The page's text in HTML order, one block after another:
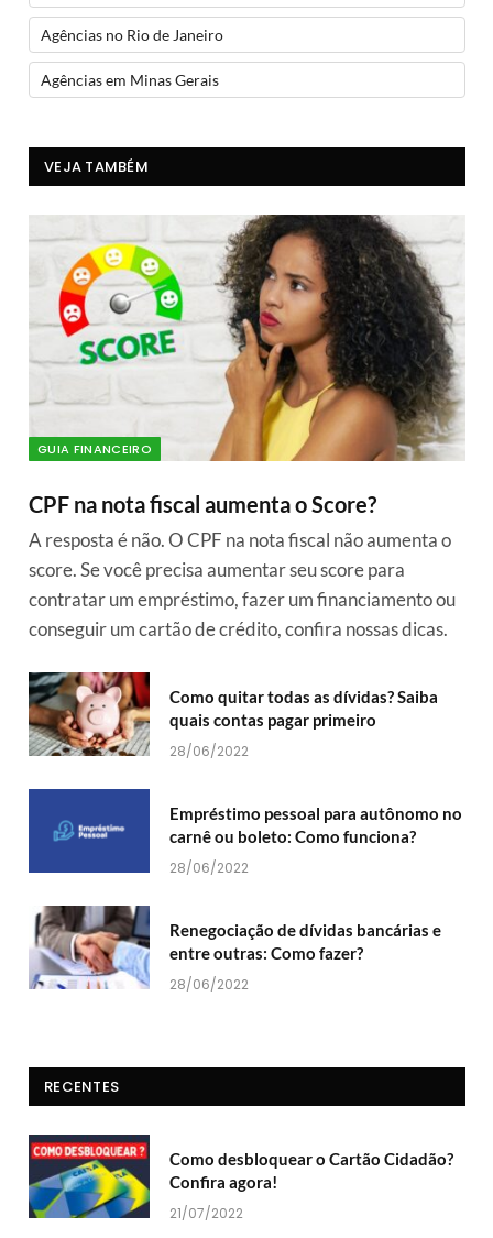
Agências no Rio de Janeiro
Agências em Minas Gerais
VEJA TAMBÉM
GUIA FINANCEIRO
CPF na nota fiscal aumenta o Score?
A resposta é não. O CPF na nota fiscal não aumenta o
score. Se você precisa aumentar seu score para
contratar um empréstimo, fazer um financiamento ou
conseguir um cartão de crédito, confira nossas dicas.
Como quitar todas as dívidas? Saiba
quais contas pagar primeiro
28/06/2022
Empréstimo pessoal para autônomo no
carnê ou boleto: Como funciona?
28/06/2022
Renegociação de dívidas bancárias e
entre outras: Como fazer?
28/06/2022
RECENTES
Como desbloquear o Cartão Cidadão?
Confira agora!
21/07/2022